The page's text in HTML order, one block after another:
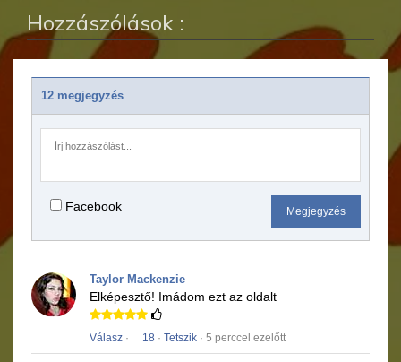
Hozzászólások :
12 megjegyzés
Facebook Megjegyzés
Taylor Mackenzie
Elképesztő! Imádom ezt az oldalt
Válasz · 18 · Tetszik · 5 perccel ezelőtt